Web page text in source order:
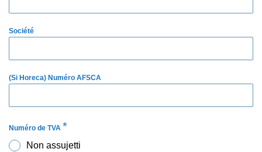
Société
(Si Horeca) Numéro AFSCA
Numéro de TVA *
Non assujetti